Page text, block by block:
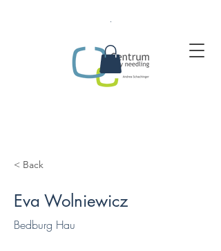
.
< Back
Eva Wolniewicz
Bedburg Hau